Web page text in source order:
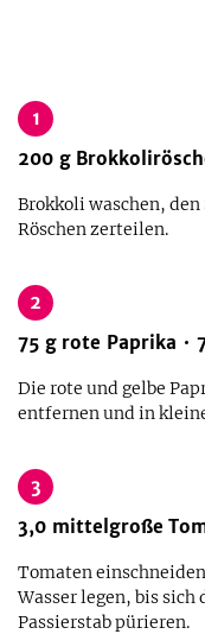
1
200 g
Brokkoli waschen,
Röschen zerteilen.
2
75 g rote Paprika
Die rote und gelbe
entfernen und in
3
3,0 mittelgroße
Tomaten
Wasser legen, bis
Passierstab pürieren.